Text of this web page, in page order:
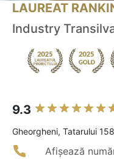
LAUREAT
Industry
9.3
Gheorgheni, Tatarului 158
Afișează